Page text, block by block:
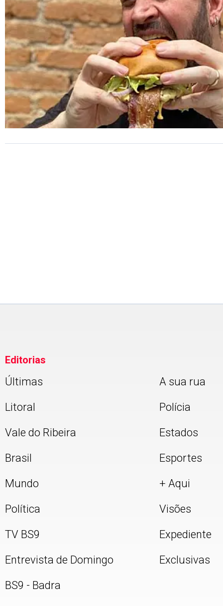
Editorias
Últimas
Litoral
Vale do Ribeira
Brasil
Mundo
Política
TV BS9
Entrevista de Domingo
BS9 - Badra
A sua rua
Polícia
Estados
Esportes
+ Aqui
Visões
Expediente
Exclusivas